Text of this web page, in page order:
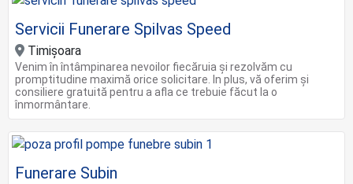
Servicii Funerare Spilvas Speed
Timișoara
Venim în întâmpinarea nevoilor fiecăruia și rezolvăm cu
promptitudine maximă orice solicitare. In plus, vă oferim și
consiliere gratuită pentru a afla ce trebuie făcut la o
înmormântare.
Funerare Subin